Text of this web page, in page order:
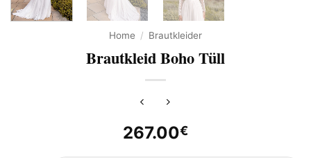
Home / Brautkleider
Brautkleid Boho Tüll
267.00€